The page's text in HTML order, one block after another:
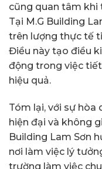
cũng quan tâm khi
Tại M.G Building
trên lượng thực tế
Điều này tạo điều
động trong việc
hiệu quả.
Tóm lại, với sự hòa
hiện đại và không
Building Lam Sơn
nơi làm việc lý
trường làm việc